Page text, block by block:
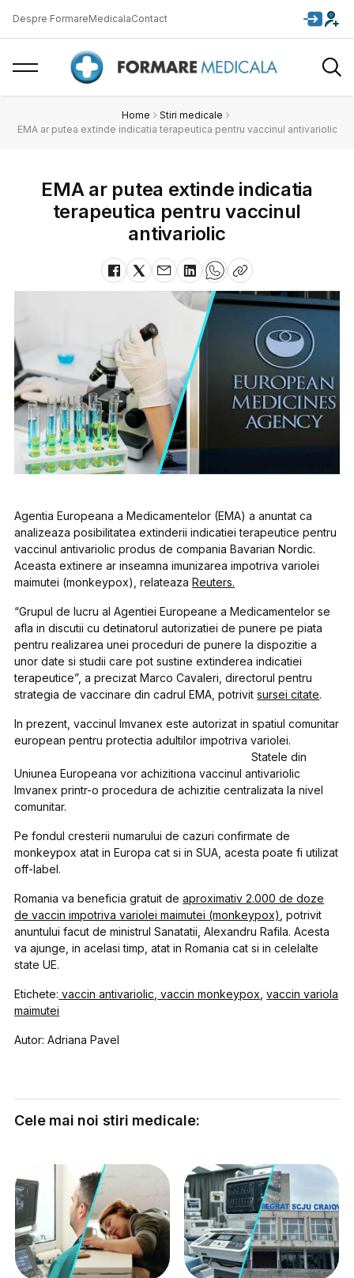
Despre FormareMedicalaContact
Home
Stiri medicale
EMA ar putea extinde indicatia terapeutica pentru vaccinul antivariolic
EMA ar putea extinde indicatia
terapeutica pentru vaccinul
antivariolic
Agentia Europeana a Medicamentelor (EMA) a anuntat ca
analizeaza posibilitatea extinderii indicatiei terapeutice pentru
vaccinul antivariolic produs de compania Bavarian Nordic.
Aceasta extinere ar inseamna imunizarea impotriva variolei
maimutei (monkeypox), relateazaReuters.
“Grupul de lucru al Agentiei Europeane a Medicamentelor se
afla in discutii cu detinatorul autorizatiei de punere pe piata
pentru realizarea unei proceduri de punere la dispozitie a
unor date si studii care pot sustine extinderea indicatiei
terapeutice”, a precizat Marco Cavaleri, directorul pentru
strategia de vaccinare din cadrul EMA, potrivitsursei citate.
In prezent, vaccinul Imvanex este autorizat in spatiul comunitar
european pentru protectia adultilor impotriva variolei.
Statele din
Uniunea Europeana vor achizitiona vaccinul antivariolic
Imvanex printr-o procedura de achizitie centralizata la nivel
comunitar.
Pe fondul cresterii numarului de cazuri confirmate de
monkeypox atat in Europa cat si in SUA, acesta poate fi utilizat
off-label.
Romania va beneficia gratuit deaproximativ 2.000 de doze
de vaccin impotriva variolei maimutei (monkeypox) , potrivit
anuntului facut de ministrul Sanatatii, Alexandru Rafila. Acesta
va ajunge, in acelasi timp, atat in Romania cat si in celelalte
state UE.
Etichete: vaccin antivariolic vaccin monkeypox ,vaccin variola
maimutei
Autor: Adriana Pavel
Cele mai noi stiri medicale: